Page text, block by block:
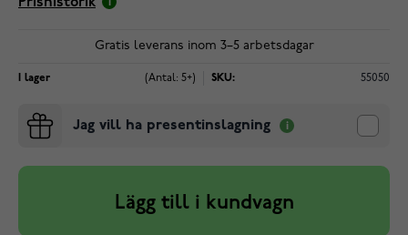
Gratis leverans inom 3–5 arbetsdagar
I lager (Antal: 5+) SKU: 55050
Jag vill ha presentinslagning
Lägg till i kundvagn